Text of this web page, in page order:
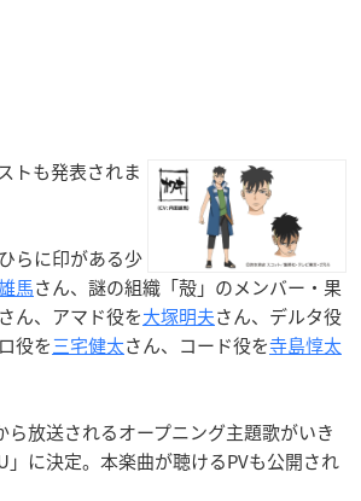
トも発表されま
らに印がある少
馬さん、謎の組織「殻」のメンバー・果
さん、アマド役を大塚明夫さん、デルタ役
役を三宅健太さん、コード役を寺島惇太
ら放送されるオープニング主題歌がいき
」に決定。本楽曲が聴けるPVも公開され